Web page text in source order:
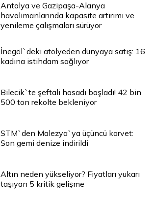
Antalya ve Gazipaşa-Alanya
havalimanlarında kapasite artırımı ve
yenileme çalışmaları sürüyor
İnegöl`deki atölyeden dünyaya satış: 16
kadına istihdam sağlıyor
Bilecik`te şeftali hasadı başladı! 42 bin
500 ton rekolte bekleniyor
STM`den Malezya`ya üçüncü korvet:
Son gemi denize indirildi
Altın neden yükseliyor? Fiyatları yukarı
taşıyan 5 kritik gelişme